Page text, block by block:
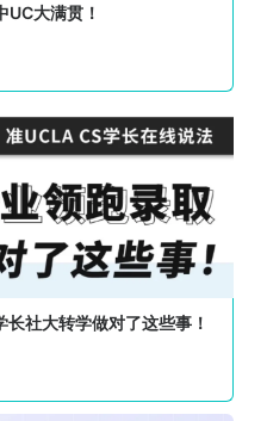
大满贯！
社大转学做对了这些事！